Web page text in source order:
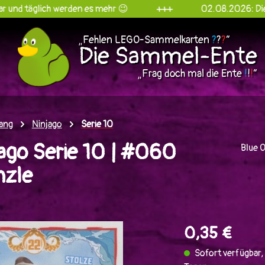
werden es mehr 😉 +++ 02.08.2026: Die Sammel-
„Fehlen LEGO-Sammelkarten ???“
Die Sammel-Ente
„Frag doch mal die Ente!!!“
Ninjago Serie 10
Serie 10 | #060
Blue
0,35 €
Sofort